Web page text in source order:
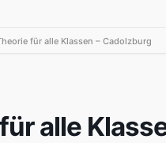
für alle Klassen – Cadolzburg
alle